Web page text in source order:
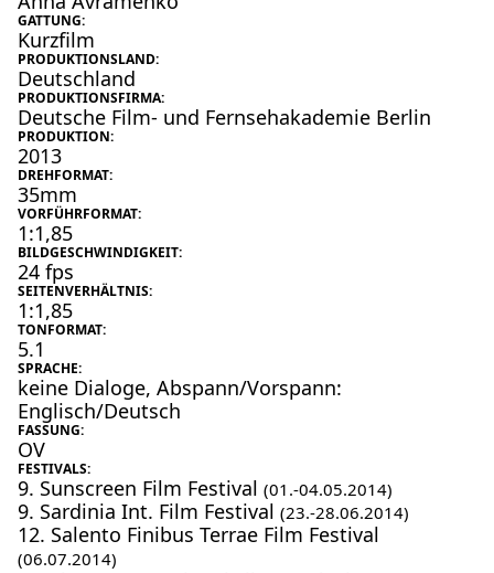
GATTUNG:
Kurzfilm
PRODUKTIONSLAND:
Deutschland
PRODUKTIONSFIRMA:
Deutsche Film- und Fernsehakademie Berlin
PRODUKTION:
2013
DREHFORMAT:
35mm
VORFÜHRFORMAT:
1:1,85
BILDGESCHWINDIGKEIT:
24 fps
SEITENVERHÄLTNIS:
1:1,85
TONFORMAT:
5.1
SPRACHE:
keine Dialoge, Abspann/Vorspann:
Englisch/Deutsch
FASSUNG:
OV
FESTIVALS:
9. Sunscreen Film Festival (01.-04.05.2014)
9. Sardinia Int. Film Festival (23.-28.06.2014)
12. Salento Finibus Terrae Film Festival
(06.07.2014)